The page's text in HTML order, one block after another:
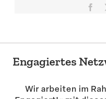
Engagiertes
Wir arbeiten im